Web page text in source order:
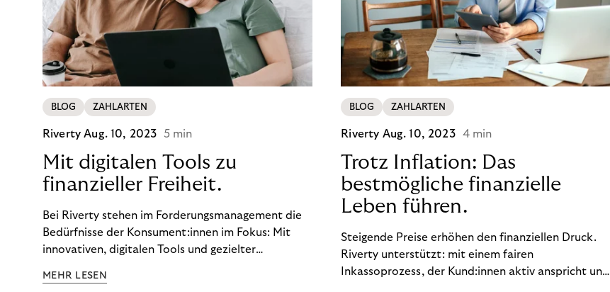
BLOG ZAHLARTEN
RivertyAug. 10, 2023 5 min
Mit digitalen Tools zu
finanzieller Freiheit.
Bei Riverty stehen im Forderungsmanagement die
Bedürfnisse der Konsument:innen im Fokus: Mit
innovativen, digitalen Tools und gezielter
ein Leben in finanzieller Freiheit zu führen. So
MEHR LESEN
BLOG ZAHLARTEN
Riverty Aug. 10, 2023 4 min
Trotz Inflation: Das
bestmögliche finanzielle
Leben führen.
Steigende Preise erhöhen den finanziellen Druck.
Riverty unterstützt: mit einem fairen
Inkassoprozess, der Kund:innen aktiv anspricht und